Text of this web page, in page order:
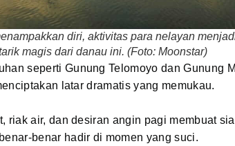
diri, aktivitas para nelayan
magis dari danau ini. (Foto: Moonstar)
seperti Gunung Telomoyo dan Gunung
latar dramatis yang memukau.
riak air, dan desiran angin pagi membuat
benar hadir di momen yang suci.